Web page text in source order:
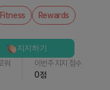
Fitness Rewards
워 이번주 지지 점수
0점
지지하기